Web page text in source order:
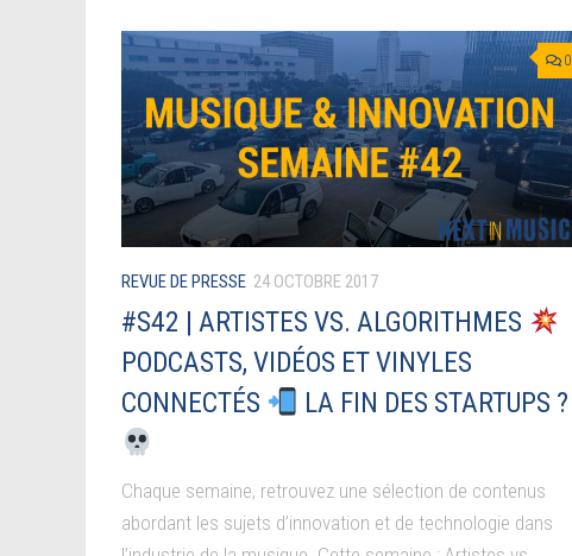
0
REVUE DE PRESSE 24 OCTOBRE 2017
#S42 | ARTISTES VS. ALGORITHMES
PODCASTS, VIDÉOS ET VINYLES
CONNECTÉS
LA FIN DES STARTUPS ?
Chaque semaine, retrouvez une sélection de contenus
abordant les sujets d’innovation et de technologie dans